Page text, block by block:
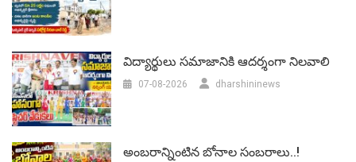
విద్యార్థులు సమాజానికి ఆదర్శంగా నిలవాలి
07-08-2026 dharshininews
అంబరాన్నింటిన బోనాల సంబరాలు..!